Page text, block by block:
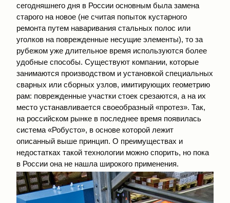
сегодняшнего дня в России основным была замена
старого на новое (не считая попыток кустарного
ремонта путем наваривания стальных полос или
уголков на поврежденные несущие элементы), то за
рубежом уже длительное время используются более
удобные способы. Существуют компании, которые
занимаются производством и установкой специальных
сварных или сборных узлов, имитирующих геометрию
рам: поврежденные участки стоек срезаются, а на их
место устанавливается своеобразный «протез». Так,
на российском рынке в последнее время появилась
система «Робусто», в основе которой лежит
описанный выше принцип. О преимуществах и
недостатках такой технологии можно спорить, но пока
в России она не нашла широкого применения.